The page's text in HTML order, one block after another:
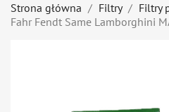
Strona główna Filtry Filtry
Fahr Fendt Same Lamborghini